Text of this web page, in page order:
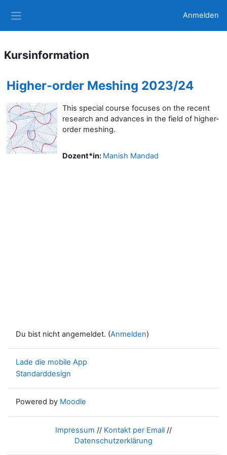
Anmelden
Kursinformation
Higher-order Meshing 2023/24
This special course focuses on the recent
research and advances in the field of higher-
order meshing.
Dozent*in: Manish Mandad
Du bist nicht angemeldet. (Anmelden)
Lade die mobile App
Standarddesign
Powered by Moodle
Impressum // Kontakt per Email //
Datenschutzerklärung